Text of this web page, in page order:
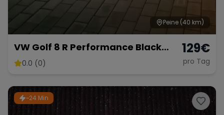
Range Rover Corvette
Peine (40 km)
VW Golf 8 R Performance Black
Edition – 333 PS Kraftpaket
0.0 (0)
129€
pro Tag
~24 Min